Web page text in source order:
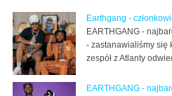
Earthgang -
EARTHGANG -
- zastanawialiśmy się
zespół z Atlanty
EARTHGANG -